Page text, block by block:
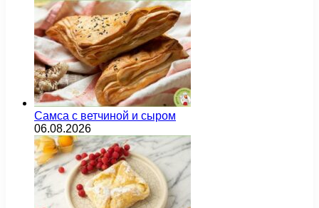
Самса с ветчиной и сыром
06.08.2026